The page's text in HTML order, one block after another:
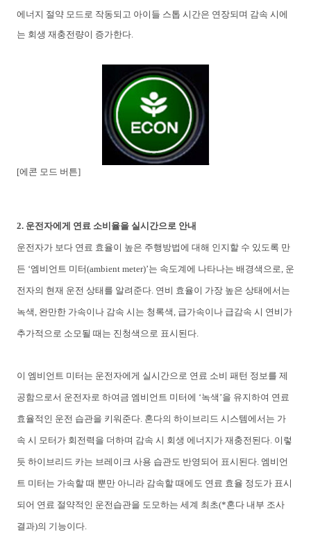
에너지 절약 모드로 작동되고 아이들 스톱 시간은 연장되며 감속 시에
는 회생 재충전량이 증가한다.
[에콘 모드 버튼]
2. 운전자에게 연료 소비율을 실시간으로 안내
운전자가 보다 연료 효율이 높은 주행방법에 대해 인지할 수 있도록 만
든 ‘엠비언트 미터(ambient meter)’는 속도계에 나타나는 배경색으로, 운
전자의 현재 운전 상태를 알려준다. 연비 효율이 가장 높은 상태에서는
녹색, 완만한 가속이나 감속 시는 청록색, 급가속이나 급감속 시 연비가
추가적으로 소모될 때는 진청색으로 표시된다.
이 엠비언트 미터는 운전자에게 실시간으로 연료 소비 패턴 정보를 제
공함으로서 운전자로 하여금 엠비언트 미터에 ‘녹색 ’을 유지하여 연료
효율적인 운전 습관을 키워준다. 혼다의 하이브리드 시스템에서는 가
속 시 모터가 회전력을 더하며 감속 시 회생 에너지가 재충전된다. 이렇
듯 하이브리드 카는 브레이크 사용 습관도 반영되어 표시된다. 엠비언
트 미터는 가속할 때 뿐만 아니라 감속할 때에도 연료 효율 정도가 표시
되어 연료 절약적인 운전습관을 도모하는 세계 최초(*혼다 내부 조사
결과)의 기능이다.